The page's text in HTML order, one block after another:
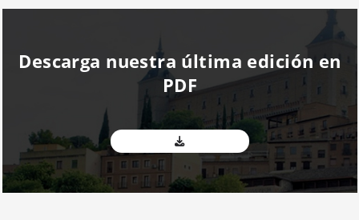
Descarga nuestra última edición en
PDF